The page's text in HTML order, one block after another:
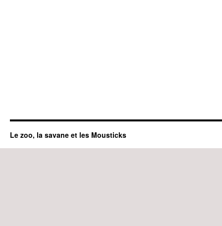
Le zoo, la savane et les Mousticks